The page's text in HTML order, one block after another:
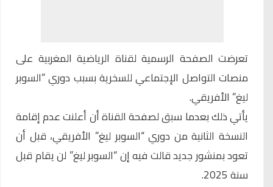
تعرضت الصفحة الرسمية لقناة الرياضية المغربية على
منصات التواصل الإجتماعي للسخرية بسبب دوري “السوبر
ليغ” الأفريقي.
يأتي ذلك بعدما سبق لصفحة القناة أن أعلنت عدم إقامة
النسخة الثانية من دوري “السوبر ليغ” الأفريقي، قبل أن
تعود بمنشور جديد قالت فيه إن “السوبر ليغ” لن يقام قبل
سنة 2025.